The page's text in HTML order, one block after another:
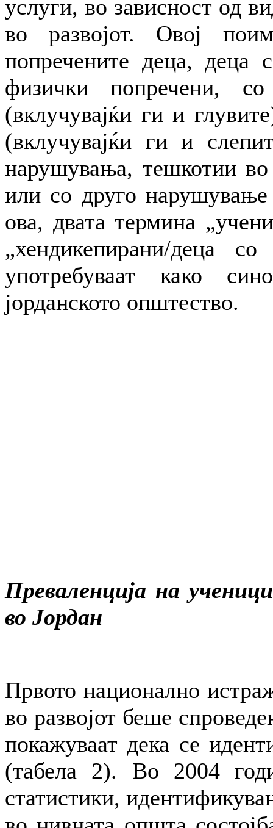
услуги, во зависност од
во развојот. Овој
попречените деца, деца
физички попречени,
(вклучувајќи ги и
(вклучувајќи ги и
нарушувања, тешкотии
или со друго
ова, двата термина
„хендикепирани/деца
употребуваат како
јорданското општество.
Преваленција на
во Јордан
Првото национално
во развојот беше
покажуваат дека се
(табела 2). Во 2004
статистики,